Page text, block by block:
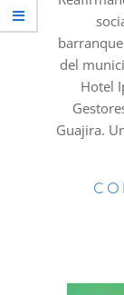
del
Hotel
Guajira.